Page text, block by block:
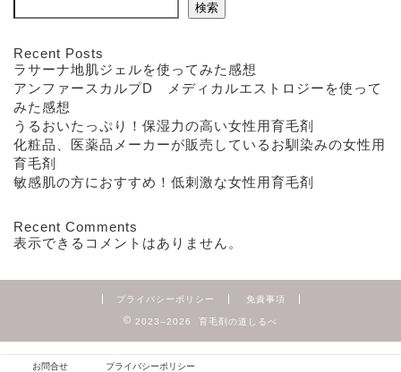
検索
Recent Posts
ラサーナ地肌ジェルを使ってみた感想
アンファースカルプD メディカルエストロジーを使って
みた感想
うるおいたっぷり！保湿力の高い女性用育毛剤
化粧品、医薬品メーカーが販売しているお馴染みの女性用
育毛剤
敏感肌の方におすすめ！低刺激な女性用育毛剤
Recent Comments
表示できるコメントはありません。
プライバシーポリシー 免責事項
2023–2026 育毛剤の道しるべ
お問合せ プライバシーポリシー